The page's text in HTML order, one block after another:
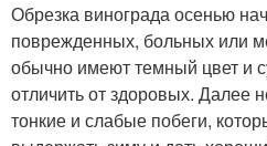
Обрезка винограда осенью
поврежденных, больных или
обычно имеют темный цвет и
отличить от здоровых. Далее
тонкие и слабые побеги,